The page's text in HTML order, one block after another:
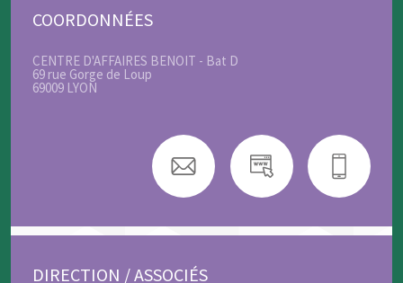
COORDONNÉES
CENTRE D'AFFAIRES BENOIT - Bat D
69 rue Gorge de Loup
69009 LYON
DIRECTION / ASSOCIÉS